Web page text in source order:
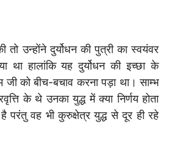
तो उन्होंने दुर्योधन की पुत्री का स्वयंवर
था हालांकि यह दुर्योधन की इच्छा के
जी को बीच-बचाव करना पड़ा था। साम्भ
के थे उनका युद्ध में क्या निर्णय होता
परंतु वह भी कुरुक्षेत्र युद्ध से दूर ही रहे